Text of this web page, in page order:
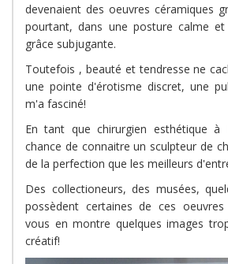
devenaient des oeuvres céramiques
pourtant, dans une posture calme et
grâce subjugante.
Toutefois , beauté et tendresse ne
une pointe d'érotisme discret, une
m'a fasciné!
En tant que chirurgien esthétique
chance de connaitre un sculpteur de
de la perfection que les meilleurs
Des collectioneurs, des musées,
possèdent certaines de ces oeuvres
vous en montre quelques images
créatif!